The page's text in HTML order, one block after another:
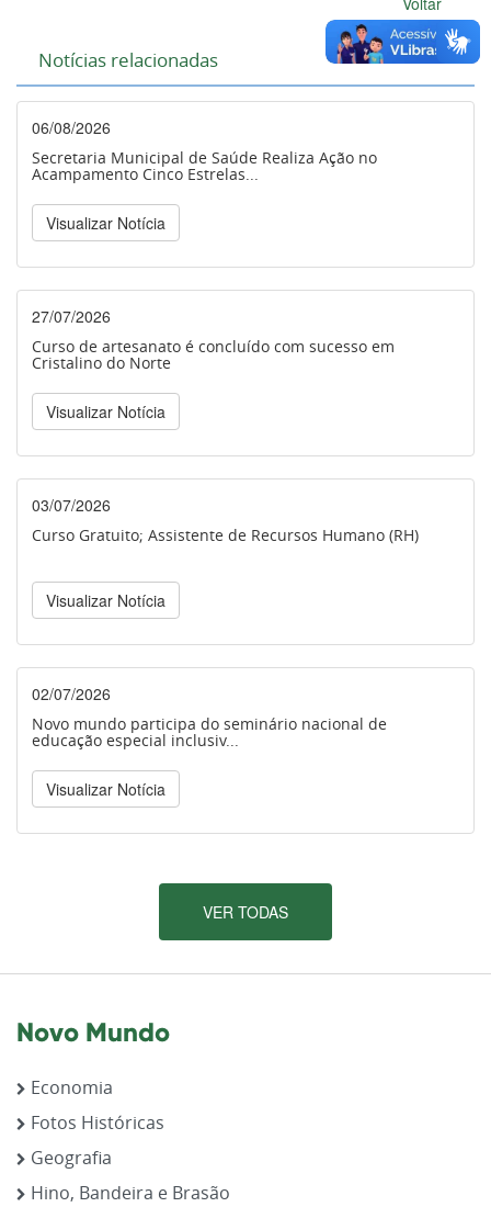
Notícias relacionadas
06/08/2026
Secretaria Municipal de Saúde Realiza Ação no
Acampamento Cinco Estrelas...
Visualizar Notícia
27/07/2026
Curso de artesanato é concluído com sucesso em
Cristalino do Norte
Visualizar Notícia
03/07/2026
Curso Gratuito; Assistente de Recursos Humano (RH)
Visualizar Notícia
02/07/2026
Novo mundo participa do seminário nacional de
educação especial inclusiv...
Visualizar Notícia
VER TODAS
Novo Mundo
Economia
Fotos Históricas
Geografia
Hino, Bandeira e Brasão